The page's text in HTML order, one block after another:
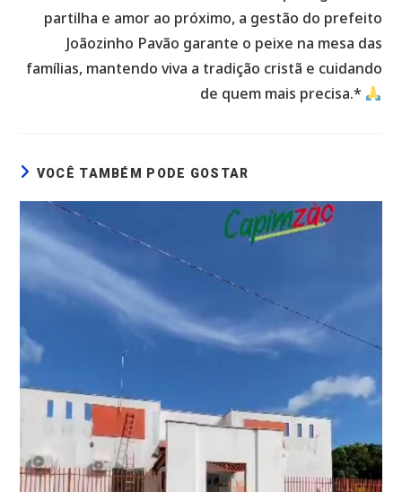
partilha e amor ao próximo, a gestão do prefeito
Joãozinho Pavão garante o peixe na mesa das
famílias, mantendo viva a tradição cristã e cuidando
de quem mais precisa.*
VOCÊ TAMBÉM PODE GOSTAR